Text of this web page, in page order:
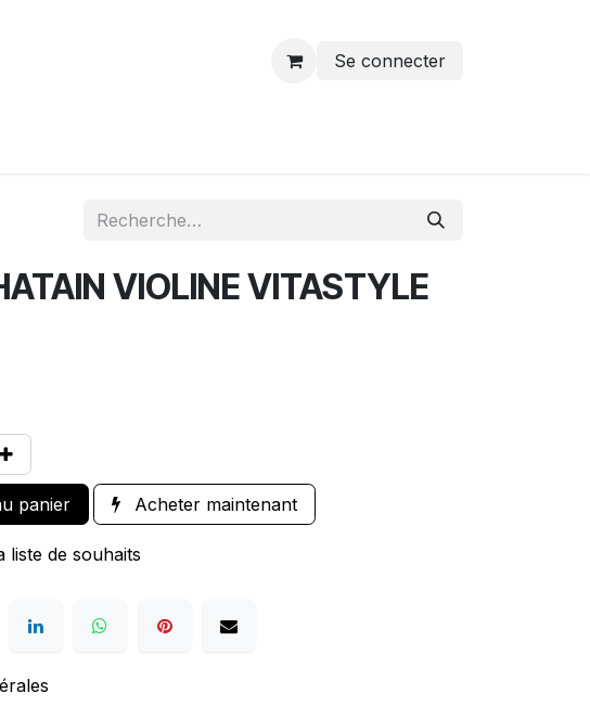
Se connecter
VIOLINE VITASTYLE
panier Acheter maintenant
liste de souhaits